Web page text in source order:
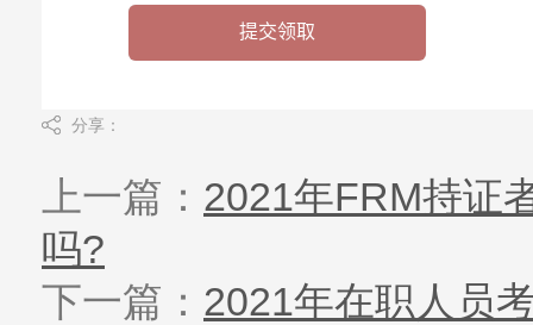
分享：
上一篇： 2021年FRM持证
吗?
下一篇： 2021年在职人员